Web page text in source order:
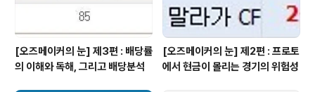
[오즈메이커의 눈] 제3편 : 배당률
의 이해와 독해, 그리고 배당분석
[오즈메이커의 눈] 제2편 : 프로토
에서 현금이 몰리는 경기의 위험성